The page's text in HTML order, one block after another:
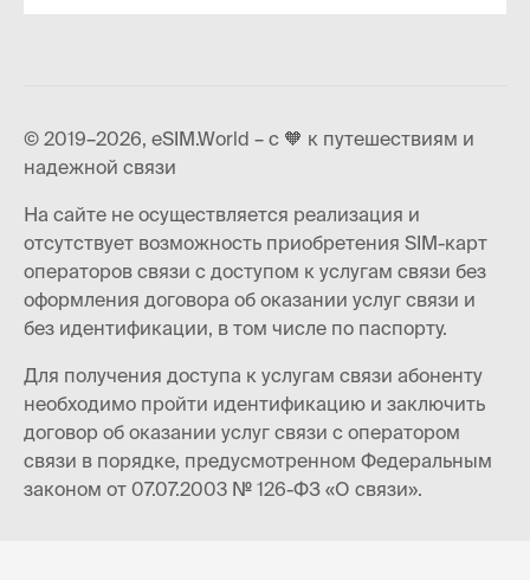
© 2019–2026, eSIM.World – с 🧡 к путешествиям и
надежной связи
На сайте не осуществляется реализация и
отсутствует возможность приобретения SIM-карт
операторов связи с доступом к услугам связи без
оформления договора об оказании услуг связи и
без идентификации, в том числе по паспорту.
Для получения доступа к услугам связи абоненту
необходимо пройти идентификацию и заключить
договор об оказании услуг связи с оператором
связи в порядке, предусмотренном Федеральным
законом от 07.07.2003 № 126-ФЗ «О связи».